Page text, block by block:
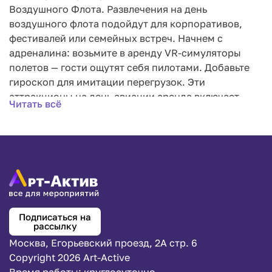
Если ищете аттракционы на день авиации в аренду,
мы поможем. Свяжитесь с нами черезнаши
контакты— подберем аренду аттракционов для
мероприятий под ваш бюджет и количество гостей.
Воздушного Флота. Развлечения на день
воздушного флота подойдут для корпоративов,
фестивалей или семейных встреч. Начнем с
адреналина: возьмите в аренду VR-симуляторы
полетов — гости ощутят себя пилотами. Добавьте
гироскоп для имитации перегрузок. Эти
аттракционы на день авиации аренда включает
установку и инструктаж.
перетягивание каната и армрестлинг, чтобы
сплотить участников. Атмосферу усилят лазерные
надувные батуты и мастер-классы по сборке
моделей, как на семейном фестивале "Мама, папа,
я — спортивная семья". Подобные праздники и
вечеринки проводим регулярно, в том числе в день
Читать всё
Подписаться на
рассылку
Москва, Егорьевский проезд, 2А стр. 6
Copyright 2026 Art-Active